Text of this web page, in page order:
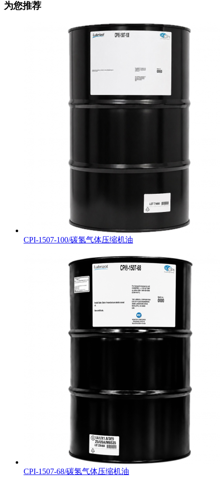
为您推荐
CPI-1507-100/碳氢气体压缩机油
CPI-1507-68/碳氢气体压缩机油